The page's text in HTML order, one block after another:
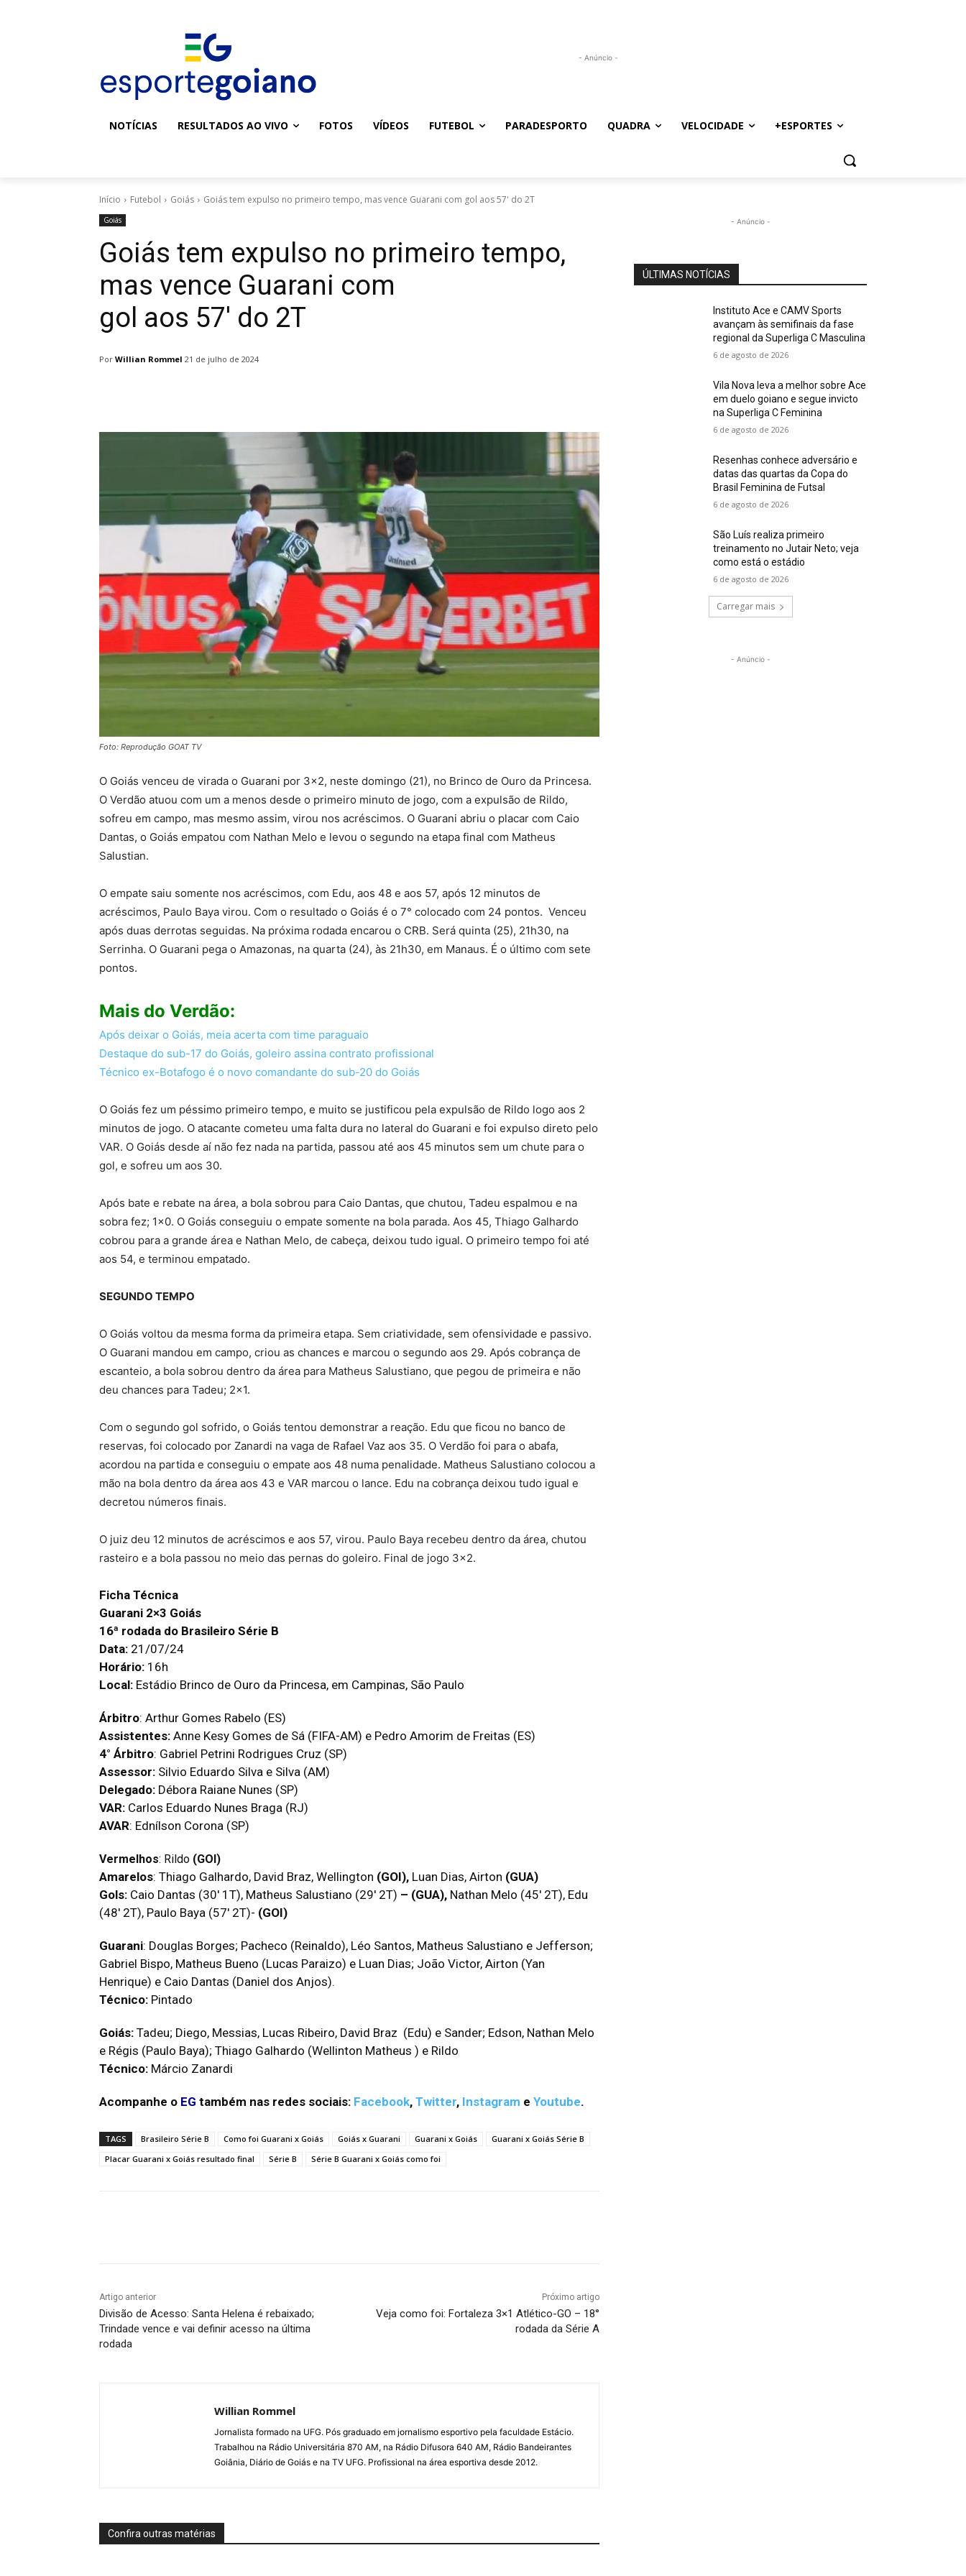
- Anúncio -
NOTÍCIAS RESULTADOS AO VIVO FOTOS VÍDEOS FUTEBOL PARADESPORTO QUADRA VELOCIDADE +ESPORTES
Início Futebol Goiás Goiás tem expulso no primeiro tempo, mas vence Guarani com gol aos 57' do 2T
Goiás
Goiás tem expulso no primeiro tempo,
mas vence Guarani com
gol aos 57′ do 2T
Por Willian Rommel 21 de julho de 2024
Foto: Reprodução GOAT TV
O Goiás venceu de virada o Guarani por 3×2, neste domingo (21), no Brinco de Ouro da Princesa.
O Verdão atuou com um a menos desde o primeiro minuto de jogo, com a expulsão de Rildo,
sofreu em campo, mas mesmo assim, virou nos acréscimos. O Guarani abriu o placar com Caio
Dantas, o Goiás empatou com Nathan Melo e levou o segundo na etapa final com Matheus
Salustian.
O empate saiu somente nos acréscimos, com Edu, aos 48 e aos 57, após 12 minutos de
acréscimos, Paulo Baya virou. Com o resultado o Goiás é o 7° colocado com 24 pontos. Venceu
após duas derrotas seguidas. Na próxima rodada encarou o CRB. Será quinta (25), 21h30, na
Serrinha. O Guarani pega o Amazonas, na quarta (24), às 21h30, em Manaus. É o último com sete
pontos.
Mais do Verdão:
Após deixar o Goiás, meia acerta com time paraguaio
Destaque do sub-17 do Goiás, goleiro assina contrato profissional
Técnico ex-Botafogo é o novo comandante do sub-20 do Goiás
O Goiás fez um péssimo primeiro tempo, e muito se justificou pela expulsão de Rildo logo aos 2
minutos de jogo. O atacante cometeu uma falta dura no lateral do Guarani e foi expulso direto pelo
VAR. O Goiás desde aí não fez nada na partida, passou até aos 45 minutos sem um chute para o
gol, e sofreu um aos 30.
Após bate e rebate na área, a bola sobrou para Caio Dantas, que chutou, Tadeu espalmou e na
sobra fez; 1×0. O Goiás conseguiu o empate somente na bola parada. Aos 45, Thiago Galhardo
cobrou para a grande área e Nathan Melo, de cabeça, deixou tudo igual. O primeiro tempo foi até
aos 54, e terminou empatado.
SEGUNDO TEMPO
O Goiás voltou da mesma forma da primeira etapa. Sem criatividade, sem ofensividade e passivo.
O Guarani mandou em campo, criou as chances e marcou o segundo aos 29. Após cobrança de
escanteio, a bola sobrou dentro da área para Matheus Salustiano, que pegou de primeira e não
deu chances para Tadeu; 2×1.
Com o segundo gol sofrido, o Goiás tentou demonstrar a reação. Edu que ficou no banco de
reservas, foi colocado por Zanardi na vaga de Rafael Vaz aos 35. O Verdão foi para o abafa,
acordou na partida e conseguiu o empate aos 48 numa penalidade. Matheus Salustiano colocou a
mão na bola dentro da área aos 43 e VAR marcou o lance. Edu na cobrança deixou tudo igual e
decretou números finais.
O juiz deu 12 minutos de acréscimos e aos 57, virou. Paulo Baya recebeu dentro da área, chutou
rasteiro e a bola passou no meio das pernas do goleiro. Final de jogo 3×2.
Ficha Técnica
Guarani 2×3 Goiás
16ª rodada do Brasileiro Série B
Data: 21/07/24
Horário: 16h
Local: Estádio Brinco de Ouro da Princesa, em Campinas, São Paulo
Árbitro: Arthur Gomes Rabelo (ES)
Assistentes: Anne Kesy Gomes de Sá (FIFA-AM) e Pedro Amorim de Freitas (ES)
4° Árbitro: Gabriel Petrini Rodrigues Cruz (SP)
Assessor: Silvio Eduardo Silva e Silva (AM)
Delegado: Débora Raiane Nunes (SP)
VAR: Carlos Eduardo Nunes Braga (RJ)
AVAR: Ednílson Corona (SP)
Vermelhos: Rildo (GOI)
Amarelos: Thiago Galhardo, David Braz, Wellington (GOI), Luan Dias, Airton (GUA)
Gols: Caio Dantas (30′ 1T), Matheus Salustiano (29′ 2T) – (GUA), Nathan Melo (45′ 2T), Edu
(48′ 2T), Paulo Baya (57′ 2T)- (GOI)
Guarani: Douglas Borges; Pacheco (Reinaldo), Léo Santos, Matheus Salustiano e Jefferson;
Gabriel Bispo, Matheus Bueno (Lucas Paraizo) e Luan Dias; João Victor, Airton (Yan
Henrique) e Caio Dantas (Daniel dos Anjos).
Técnico: Pintado
Goiás: Tadeu; Diego, Messias, Lucas Ribeiro, David Braz (Edu) e Sander; Edson, Nathan Melo
e Régis (Paulo Baya); Thiago Galhardo (Wellinton Matheus ) e Rildo
Técnico: Márcio Zanardi
Acompanhe o EG também nas redes sociais: Facebook, Twitter, Instagram e Youtube.
TAGS Brasileiro Série B Como foi Guarani x Goiás Goiás x Guarani Guarani x Goiás
Guarani x Goiás Série B
Placar Guarani x Goiás resultado final
Série B Série B Guarani x Goiás como foi
Artigo anterior
Divisão de Acesso: Santa Helena é rebaixado;
Trindade vence e vai definir acesso na última
rodada
Próximo artigo
Veja como foi: Fortaleza 3×1 Atlético-GO – 18°
rodada da Série A
Willian Rommel
Jornalista formado na UFG. Pós graduado em jornalismo esportivo pela faculdade Estácio.
Trabalhou na Rádio Universitária 870 AM, na Rádio Difusora 640 AM, Rádio Bandeirantes
Goiânia, Diário de Goiás e na TV UFG. Profissional na área esportiva desde 2012.
Confira outras matérias
- Anúncio -
ÚLTIMAS NOTÍCIAS
Instituto Ace e CAMV Sports
avançam às semifinais da fase
regional da Superliga C Masculina
6 de agosto de 2026
Vila Nova leva a melhor sobre Ace
em duelo goiano e segue invicto
na Superliga C Feminina
6 de agosto de 2026
Resenhas conhece adversário e
datas das quartas da Copa do
Brasil Feminina de Futsal
6 de agosto de 2026
São Luís realiza primeiro
treinamento no Jutair Neto; veja
como está o estádio
6 de agosto de 2026
Carregar mais
- Anúncio -